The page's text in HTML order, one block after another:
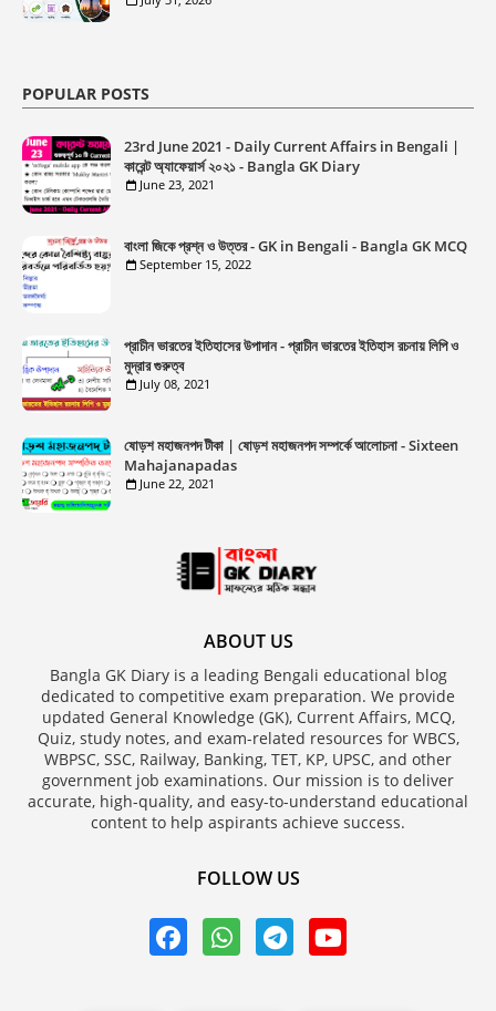
POPULAR POSTS
23rd June 2021 - Daily Current Affairs in Bengali |
কারেন্ট অ্যাফেয়ার্স ২০২১ - Bangla GK Diary
June 23, 2021
বাংলা জিকে প্রশ্ন ও উত্তর - GK in Bengali - Bangla GK MCQ
September 15, 2022
প্রাচীন ভারতের ইতিহাসের উপাদান - প্রাচীন ভারতের ইতিহাস রচনায় লিপি ও
মুদ্রার গুরুত্ব
July 08, 2021
ষোড়শ মহাজনপদ টীকা | ষোড়শ মহাজনপদ সম্পর্কে আলোচনা - Sixteen
Mahajanapadas
June 22, 2021
ABOUT US
Bangla GK Diary is a leading Bengali educational blog
dedicated to competitive exam preparation. We provide
updated General Knowledge (GK), Current Affairs, MCQ,
Quiz, study notes, and exam-related resources for WBCS,
WBPSC, SSC, Railway, Banking, TET, KP, UPSC, and other
government job examinations. Our mission is to deliver
accurate, high-quality, and easy-to-understand educational
content to help aspirants achieve success.
FOLLOW US